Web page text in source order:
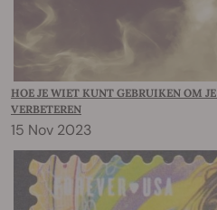
HOE JE WIET KUNT GEBRUIKEN OM
VERBETEREN
15 Nov 2023